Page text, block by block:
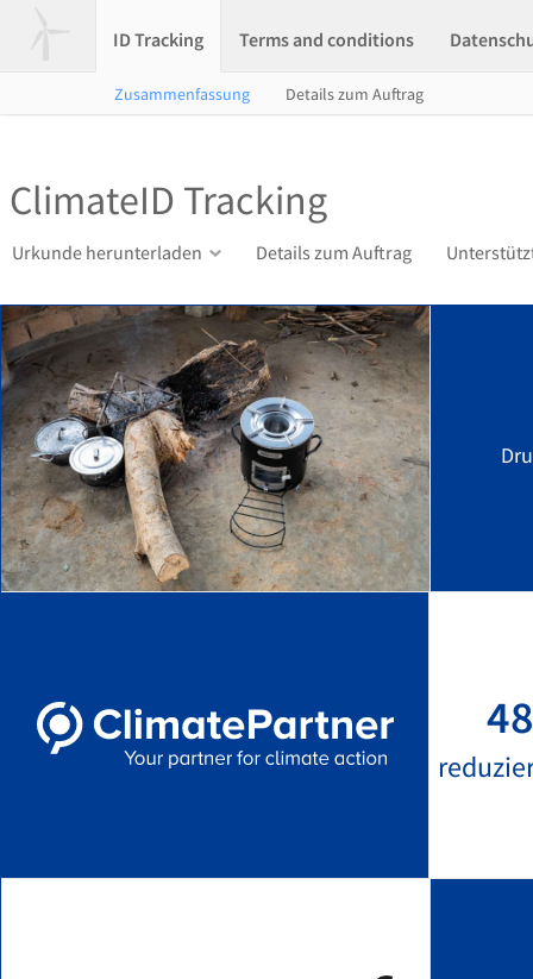
ID Tracking Terms and conditions
Zusammenfassung Details zum Auftrag
ClimateID Tracking
Urkunde herunterladen Details zum Auftrag